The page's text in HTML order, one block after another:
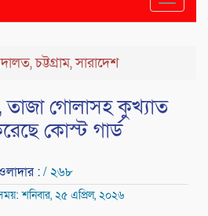
,চট্টগ্রাম,সারাদেশ
তাজা গোলাসহ কুখ্যাত
কোস্ট গার্ড
:/ ২৬৮
শনিবার, ২৫ এপ্রিল, ২০২৬